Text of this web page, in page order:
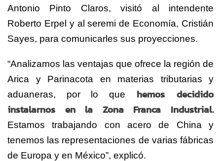
Antonio Pinto Claros, visitó al intendente
Roberto Erpel y al seremi de Economía, Cristián
Sayes, para comunicarles sus proyecciones.
“Analizamos las ventajas que ofrece la región de
Arica y Parinacota en materias tributarias y
aduaneras, por lo que
hemos decidido
instalarnos en la Zona Franca Industrial.
Estamos trabajando con acero de China y
tenemos las representaciones de varias fábricas
de Europa y en México”, explicó.